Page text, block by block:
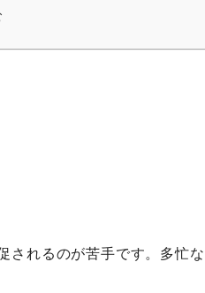
されるのが苦手です。多忙